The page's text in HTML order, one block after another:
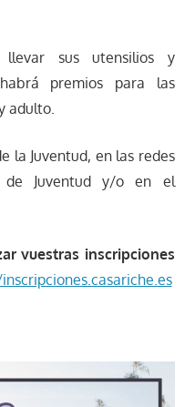
llevar sus utensilios y
premios para las
adulto.
la Juventud, en las redes
de Juventud y/o en el
vuestras inscripciones